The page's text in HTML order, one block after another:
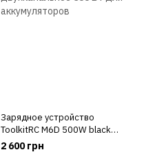
Зарядное устройство
ToolkitRC M6D 500W black
двухканальное 500 Вт для
аккумуляторов
2 600 грн